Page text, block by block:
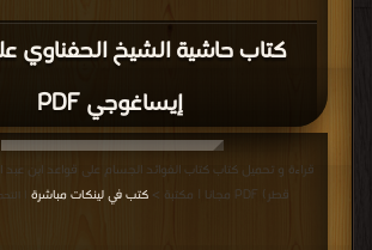
كتاب حاشية الشيخ الحفناوي
إيساغوجي PDF
قراءة و تحميل كتاب كتاب الفوائد الجسام على قواعد ابن عبد
قطر) PDF مجانا | مكتبة >
كتب في لينكات مباشرة |